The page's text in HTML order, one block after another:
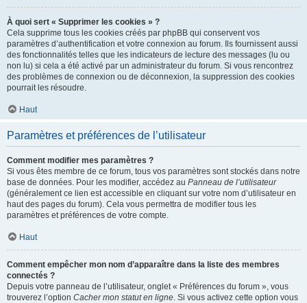
À quoi sert « Supprimer les cookies » ?
Cela supprime tous les cookies créés par phpBB qui conservent vos
paramètres d’authentification et votre connexion au forum. Ils fournissent aussi
des fonctionnalités telles que les indicateurs de lecture des messages (lu ou
non lu) si cela a été activé par un administrateur du forum. Si vous rencontrez
des problèmes de connexion ou de déconnexion, la suppression des cookies
pourrait les résoudre.
Haut
Paramètres et préférences de l’utilisateur
Comment modifier mes paramètres ?
Si vous êtes membre de ce forum, tous vos paramètres sont stockés dans notre
base de données. Pour les modifier, accédez au Panneau de l’utilisateur
(généralement ce lien est accessible en cliquant sur votre nom d’utilisateur en
haut des pages du forum). Cela vous permettra de modifier tous les
paramètres et préférences de votre compte.
Haut
Comment empêcher mon nom d’apparaître dans la liste des membres
connectés ?
Depuis votre panneau de l’utilisateur, onglet « Préférences du forum », vous
trouverez l’option Cacher mon statut en ligne. Si vous activez cette option vous